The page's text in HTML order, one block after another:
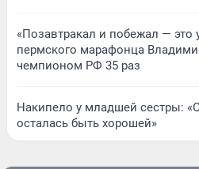
«Позавтракал и побежал — это
пермского марафонца
чемпионом РФ 35 раз
Накипело у младшей сестры:
осталась быть хорошей»